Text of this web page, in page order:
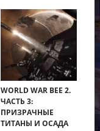
WORLD WAR BEE 2.
ЧАСТЬ 3:
ПРИЗРАЧНЫЕ
ТИТАНЫ И ОСАДА